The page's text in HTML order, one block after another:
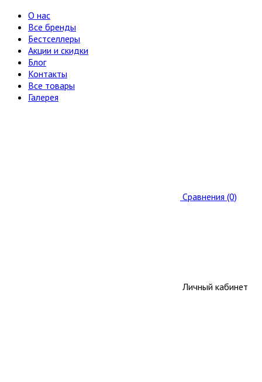
О нас
Все бренды
Бестселлеры
Акции и скидки
Блог
Контакты
Все товары
Галерея
Сравнения (0)
Личный кабинет